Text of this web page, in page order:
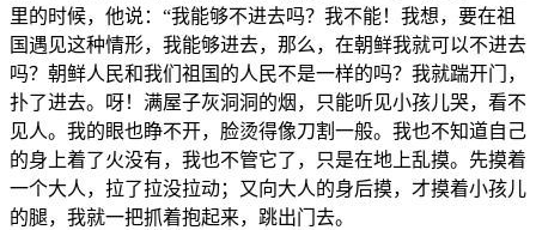
里的时候，他说：“我能够不进去吗？我不能！我想，要在祖
国遇见这种情形，我能够进去，那么，在朝鲜我就可以不进去
吗？朝鲜人民和我们祖国的人民不是一样的吗？我就踹开门，
扑了进去。呀！满屋子灰洞洞的烟，只能听见小孩儿哭，看不
见人。我的眼也睁不开，脸烫得像刀割一般。我也不知道自己
的身上着了火没有，我也不管它了，只是在地上乱摸。先摸着
一个大人，拉了拉没拉动；又向大人的身后摸，才摸着小孩儿
的腿，我就一把抓着抱起来，跳出门去。